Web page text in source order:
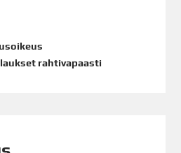
rahtivapaasti